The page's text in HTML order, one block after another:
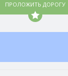
ПРОЛОЖИТЬ ДОРОГУ